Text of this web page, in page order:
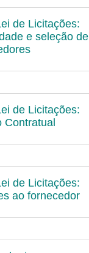
de Licitações:
e seleção de
de Licitações:
Contratual
de Licitações:
ao fornecedor